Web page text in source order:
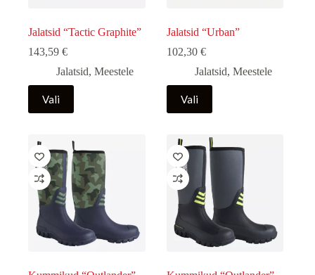
Jalatsid “Tactic Graphite”
143,59 €
Jalatsid, Meestele
Vali
Sellel
tootel
on
varianti.
Valikuid
saab
teha
tootelehel.
Jalatsid “Urban”
102,30 €
Jalatsid, Meestele
Vali
Sellel
tootel
on
varianti.
Valikuid
saab
teha
tootelehel.